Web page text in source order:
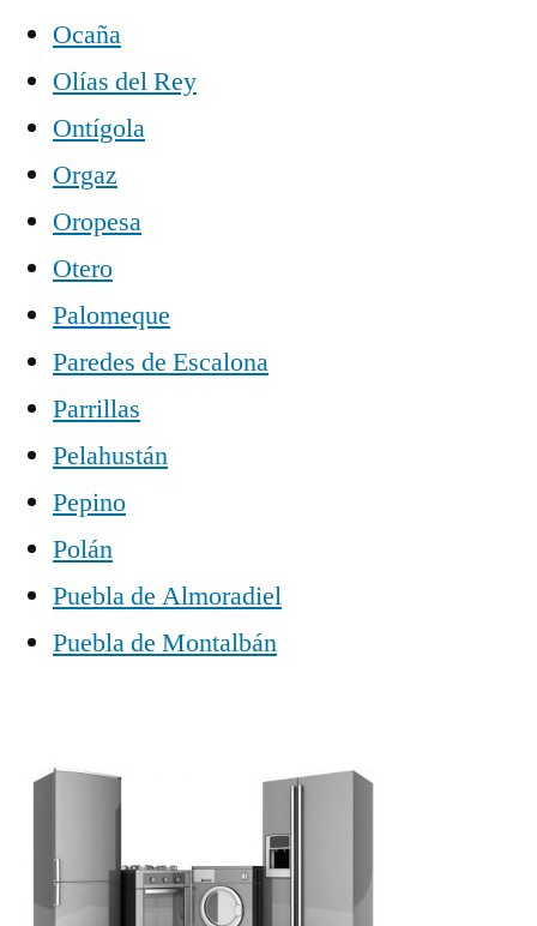
Ocaña
Olías del Rey
Ontígola
Orgaz
Oropesa
Otero
Palomeque
Paredes de Escalona
Parrillas
Pelahustán
Pepino
Polán
Puebla de Almoradiel
Puebla de Montalbán